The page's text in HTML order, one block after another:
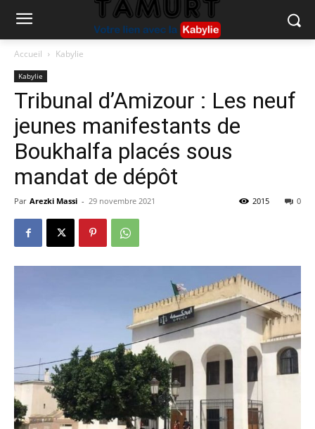
Accueil Kabylie
Kabylie
Tribunal d’Amizour : Les neuf
jeunes manifestants de
Boukhalfa placés sous
mandat de dépôt
Par Arezki Massi - 29 novembre 2021 0
2015